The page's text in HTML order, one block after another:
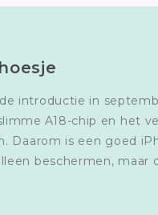
introductie in
A18-chip en het
is een goed
beschermen, maar